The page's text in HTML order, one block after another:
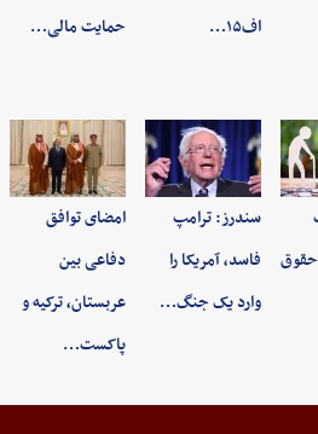
اف۱۵…
حمایت مالی…
حقوق
سندرز: ترامپ
فاسد، آمریکا را
وارد یک جنگ…
امضای توافق
دفاعی بین
عربستان، ترکیه و
پاکست…